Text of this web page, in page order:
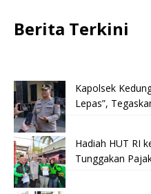
Berita Terkini
Kapolsek
Lepas”,
Hadiah HUT RI
Tunggakan